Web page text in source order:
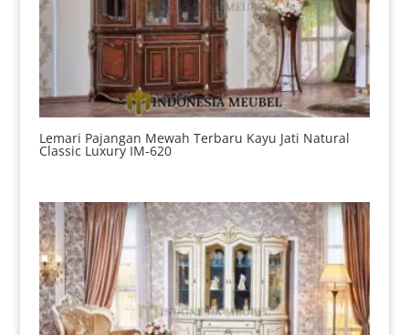
Lemari Pajangan Mewah Terbaru Kayu Jati Natural
Classic Luxury IM-620